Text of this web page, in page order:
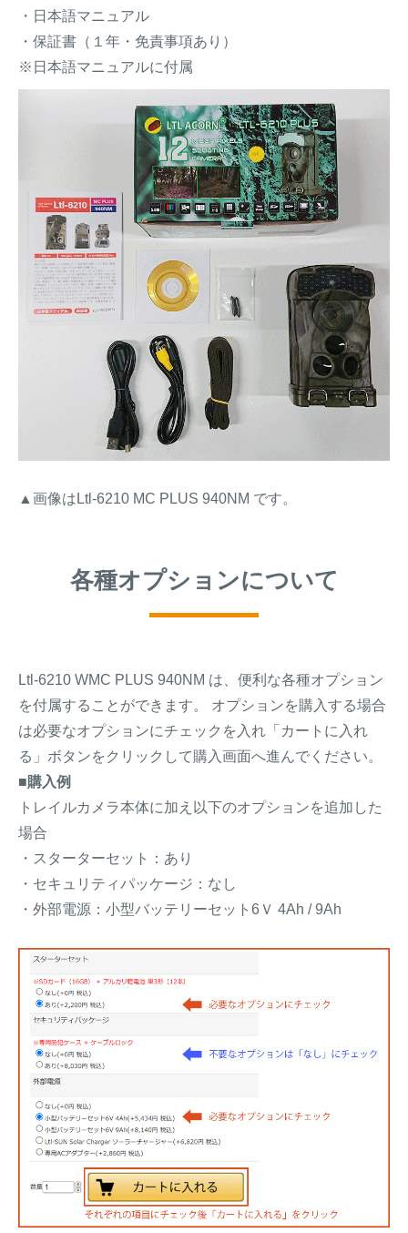
・日本語マニュアル
・保証書（１年・免責事項あり）
※日本語マニュアルに付属
▲画像はLtl-6210 MC PLUS 940NM です。
各種オプションについて
Ltl-6210 WMC PLUS 940NM は、便利な各種オプション
を付属することができます。 オプションを購入する場合
は必要なオプションにチェックを入れ「カートに入れ
る」ボタンをクリックして購入画面へ進んでください。
■購入例
トレイルカメラ本体に加え以下のオプションを追加した
場合
・スターターセット：あり
・セキュリティパッケージ：なし
・外部電源：小型バッテリーセット6Ｖ 4Ah / 9Ah